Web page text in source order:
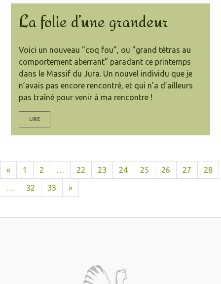
La folie d’une grandeur
Voici un nouveau "coq fou", ou "grand tétras au
comportement aberrant" paradant ce printemps
dans le Massif du Jura. Un nouvel individu que je
n’avais pas encore rencontré, et qui n’a d’ailleurs
pas traîné pour venir à ma rencontre !
LIRE
« 1 2 … 22 23 24 25 26 27
28
…
32 33 »